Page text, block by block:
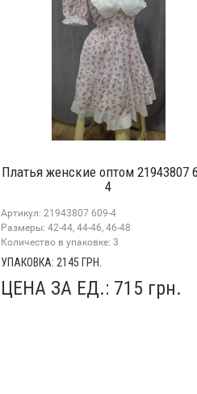
Платья женские оптом 21943807
4
Артикул: 21943807 609-4
Размеры: 42-44, 44-46, 46-48
Количество в упаковке: 3
УПАКОВКА: 2145 ГРН.
ЦЕНА ЗА ЕД.: 715 грн.